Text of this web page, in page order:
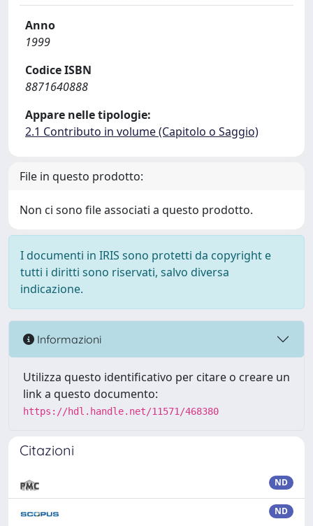
Anno
1999
Codice ISBN
8871640888
Appare nelle tipologie:
2.1 Contributo in volume (Capitolo o Saggio)
File in questo prodotto:
Non ci sono file associati a questo prodotto.
I documenti in IRIS sono protetti da copyright e
tutti i diritti sono riservati, salvo diversa
indicazione.
Informazioni
Utilizza questo identificativo per citare o creare un
link a questo documento:
https://hdl.handle.net/11571/468380
Citazioni
ND
ND